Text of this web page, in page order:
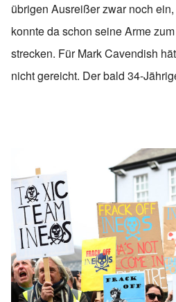
übrigen Ausreißer zwar noch
konnte da schon seine Arme
strecken. Für Mark Cavendish
nicht gereicht. Der bald 34-